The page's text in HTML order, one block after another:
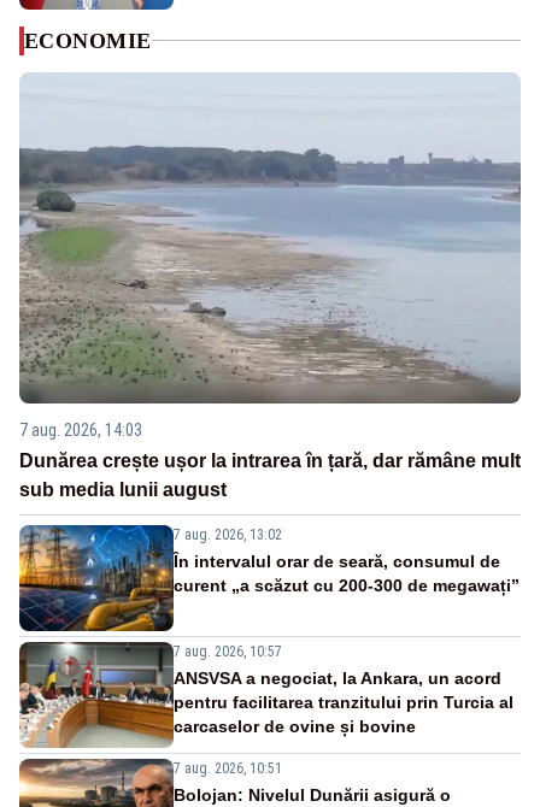
ECONOMIE
7 aug. 2026, 14:03
Dunărea crește ușor la intrarea în țară, dar rămâne mult
sub media lunii august
7 aug. 2026, 13:02
În intervalul orar de seară, consumul de
curent „a scăzut cu 200-300 de megawați”
7 aug. 2026, 10:57
ANSVSA a negociat, la Ankara, un acord
pentru facilitarea tranzitului prin Turcia al
carcaselor de ovine și bovine
7 aug. 2026, 10:51
Bolojan: Nivelul Dunării asigură o